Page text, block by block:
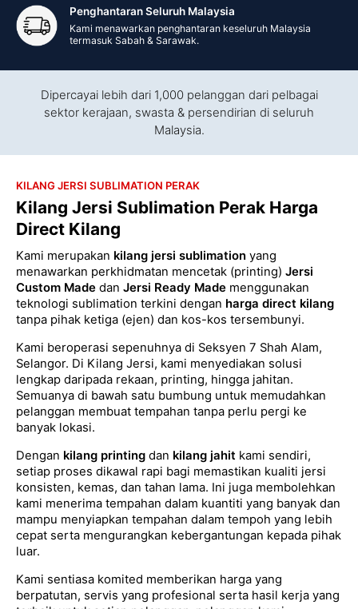
Penghantaran Seluruh Malaysia
Kami menawarkan penghantaran keseluruh Malaysia
termasuk Sabah & Sarawak.
Dipercayai lebih dari 1,000 pelanggan dari pelbagai
sektor kerajaan, swasta & persendirian di seluruh
Malaysia.
KILANG JERSI SUBLIMATION PERAK
Kilang Jersi Sublimation Perak Harga
Direct Kilang
Kami merupakan kilang jersi sublimation yang
menawarkan perkhidmatan mencetak (printing) Jersi
Custom Made dan Jersi Ready Made menggunakan
teknologi sublimation terkini dengan harga direct kilang
tanpa pihak ketiga (ejen) dan kos-kos tersembunyi.
Kami beroperasi sepenuhnya di Seksyen 7 Shah Alam,
Selangor. Di Kilang Jersi, kami menyediakan solusi
lengkap daripada rekaan, printing, hingga jahitan.
Semuanya di bawah satu bumbung untuk memudahkan
pelanggan membuat tempahan tanpa perlu pergi ke
banyak lokasi.
Dengan kilang printing dan kilang jahit kami sendiri,
setiap proses dikawal rapi bagi memastikan kualiti jersi
konsisten, kemas, dan tahan lama. Ini juga membolehkan
kami menerima tempahan dalam kuantiti yang banyak dan
mampu menyiapkan tempahan dalam tempoh yang lebih
cepat serta mengurangkan kebergantungan kepada pihak
luar.
Kami sentiasa komited memberikan harga yang
berpatutan, servis yang profesional serta hasil kerja yang